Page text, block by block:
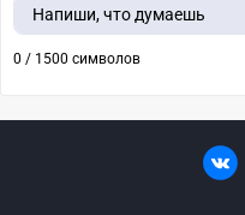
Напиши, что думаешь
0 / 1500 символов